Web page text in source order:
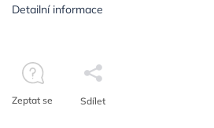
Detailní informace
Zeptat se Sdílet